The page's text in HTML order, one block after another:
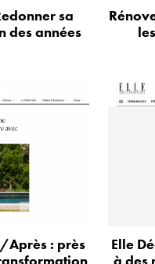
sa
des années
Après : près
Elle